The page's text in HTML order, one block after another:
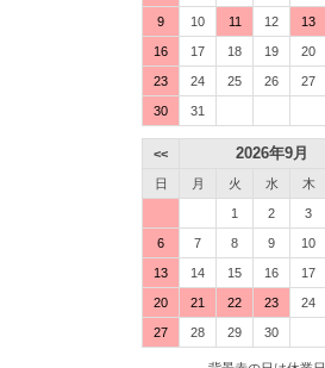
9 10 11 12 13
16 17 18 19 20
23 24 25 26 27
30 31
<< 2026年9月
日 月 火 水 木
1 2 3
6 7 8 9 10
13 14 15 16 17
20 21 22 23 24
27 28 29 30